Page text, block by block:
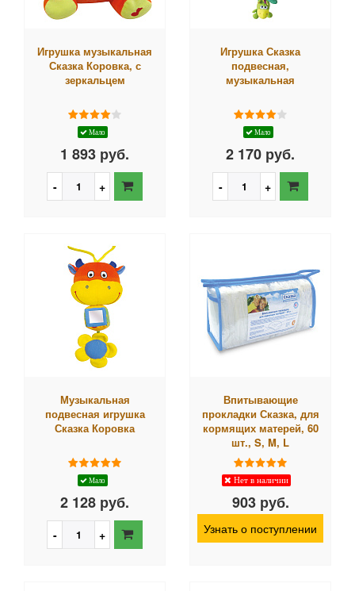
Игрушка музыкальная
Сказка Коровка, с
зеркальцем
Мало
1 893 руб.
Игрушка Сказка
подвесная,
музыкальная
Мало
2 170 руб.
Музыкальная
подвесная игрушка
Сказка Коровка
Мало
2 128 руб.
Впитывающие
прокладки Сказка, для
кормящих матерей, 60
шт., S, M, L
Нет в наличии
903 руб.
Узнать о поступлении